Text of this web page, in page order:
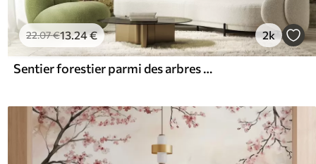
22.07€13.24€ 2k
Sentier forestier parmi des arbres majestueux, style aquarelle